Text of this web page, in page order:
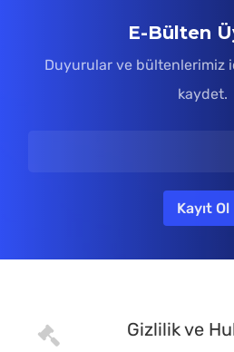
E-Bülten
Duyurular ve bültenlerimiz
kaydet.
Gizlilik ve